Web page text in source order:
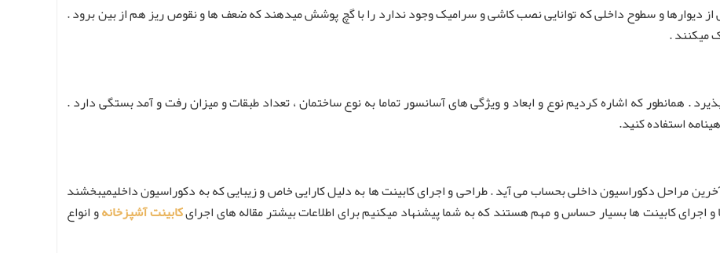
و سطوح داخلی که توانایی نصب کاشی و سرامیک وجود ندارد را با گچ پوشش میدهند که ضعف ها و نقوص ریز هم از بین برود .
میکنند .
. همانطور که اشاره کردیم نوع و ابعاد و ویژگی های آسانسور تماما به نوع ساختمان ، تعداد طبقات و میزان رفت و آمد بستگی دارد .
استفاده کنید.
مراحل دکوراسیون داخلی بحساب می آید . طراحی و اجرای کابینت ها به دلیل کارایی خاص و زیبایی که به دکوراسیون داخلیمیبخشند
اجرای کابینت ها بسیار حساس و مهم هستند که به شما پیشنهاد میکنیم برای اطلاعات بیشتر مقاله های اجرایکابینت آشپزخانهو انواع